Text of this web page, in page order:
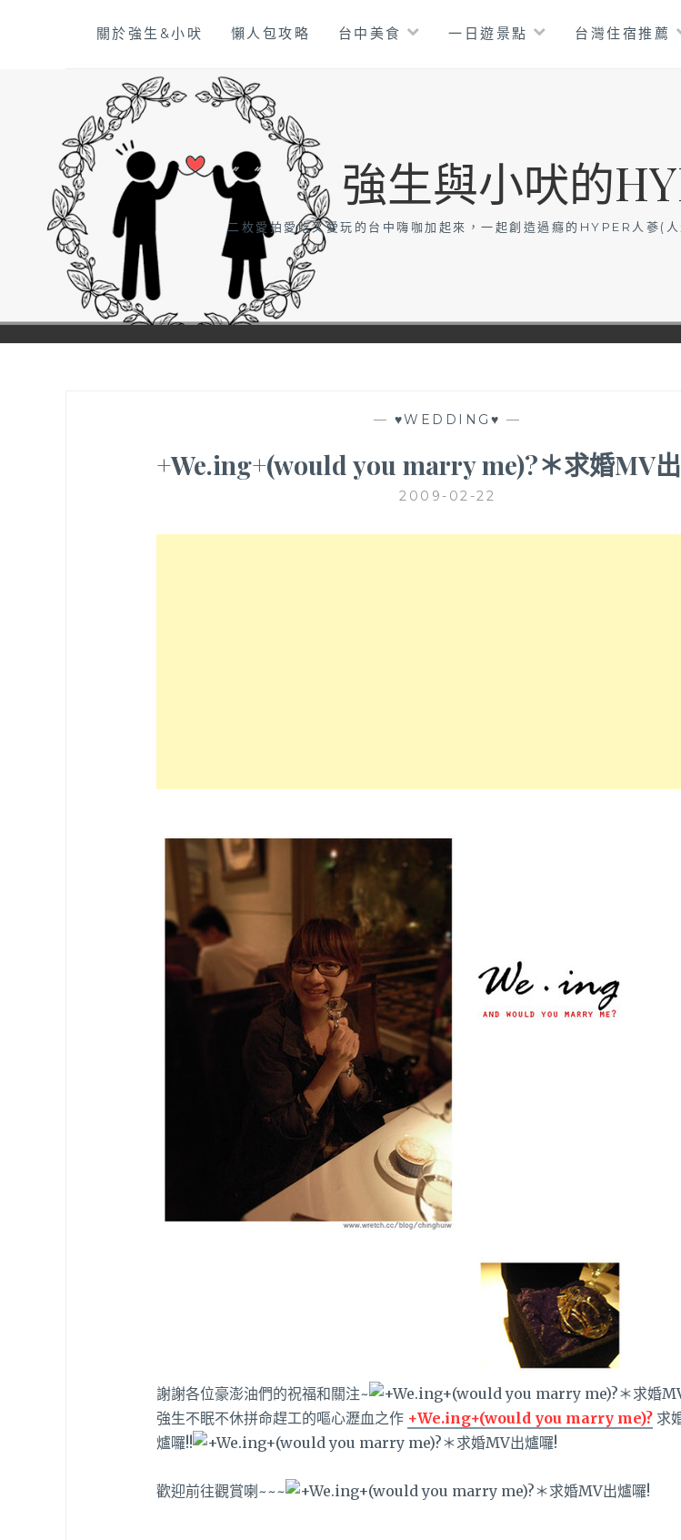
關於強生&小吠 懶人包攻略 台中美食 一日遊景點 台灣住宿推薦
強生與小吠的
二枚愛拍愛吃又愛玩的台中嗨咖加起來，一起創造過癮的HYPER人蔘(
— ♥WEDDING♥ —
+We.ing+(would you marry me)?＊求婚MV
2009-02-22
謝謝各位豪澎油們的祝福和關注~
強生不眠不休拼命趕工的嘔心瀝血之作 +We.ing+(would you marry me)? 求
爐囉!!
歡迎前往觀賞喇~~~